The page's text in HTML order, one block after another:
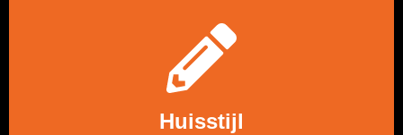
Huisstijl
LEES MEER